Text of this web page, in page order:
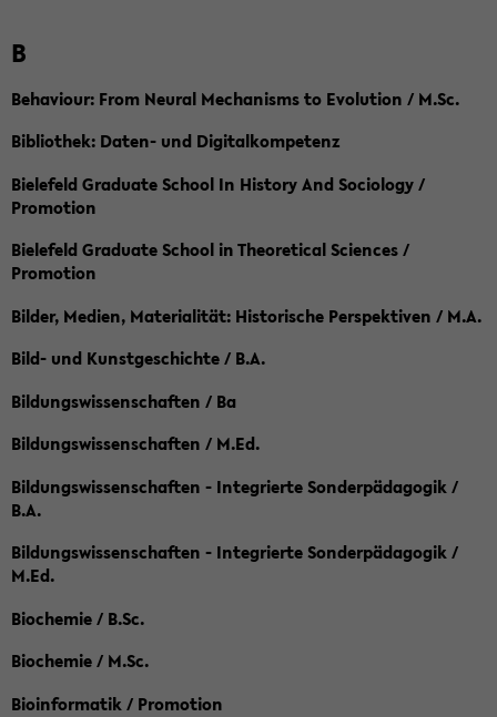
B
Behaviour: From Neural Mechanisms to Evolution / M.Sc.
Bibliothek: Daten- und Digitalkompetenz
Bielefeld Graduate School In History And Sociology /
Promotion
Bielefeld Graduate School in Theoretical Sciences /
Promotion
Bilder, Medien, Materialität: Historische Perspektiven / M.A.
Bild- und Kunstgeschichte / B.A.
Bildungswissenschaften / Ba
Bildungswissenschaften / M.Ed.
Bildungswissenschaften - Integrierte Sonderpädagogik /
B.A.
Bildungswissenschaften - Integrierte Sonderpädagogik /
M.Ed.
Biochemie / B.Sc.
Biochemie / M.Sc.
Bioinformatik / Promotion